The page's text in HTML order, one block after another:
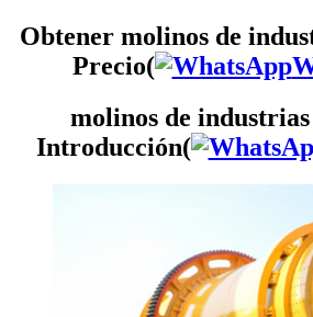
Obtener molinos de
Precio(
molinos de
Introducción(